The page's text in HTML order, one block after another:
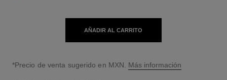
AÑADIR AL CARRITO
↩
*Precio de venta sugerido en MXN. Más información